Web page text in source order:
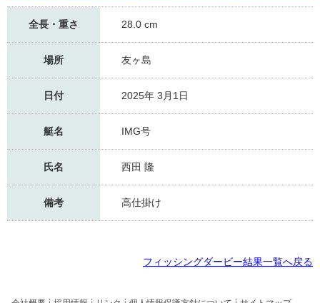
全長・重さ 28.0 cm
場所 友ヶ島
日付 2025年 3月1日
艇名 IMG号
氏名 西田 隆
備考 高仕掛け
フィッシングダービー結果一覧へ戻る